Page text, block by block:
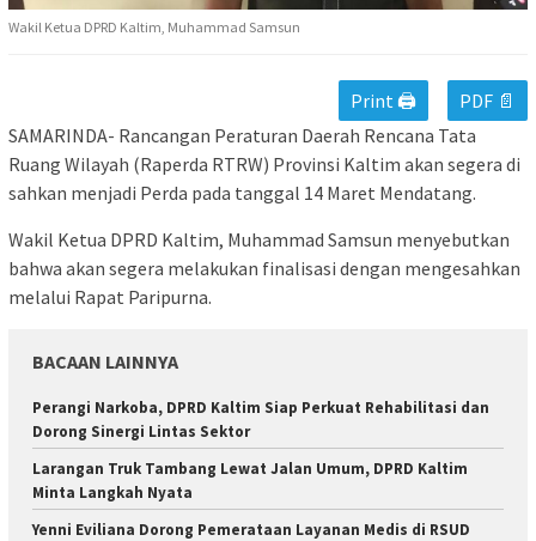
Wakil Ketua DPRD Kaltim, Muhammad Samsun
Print 🖨
PDF 📄
SAMARINDA- Rancangan Peraturan Daerah Rencana Tata
Ruang Wilayah (Raperda RTRW) Provinsi Kaltim akan segera di
sahkan menjadi Perda pada tanggal 14 Maret Mendatang.
Wakil Ketua DPRD Kaltim, Muhammad Samsun menyebutkan
bahwa akan segera melakukan finalisasi dengan mengesahkan
melalui Rapat Paripurna.
BACAAN LAINNYA
Perangi Narkoba, DPRD Kaltim Siap Perkuat Rehabilitasi dan
Dorong Sinergi Lintas Sektor
Larangan Truk Tambang Lewat Jalan Umum, DPRD Kaltim
Minta Langkah Nyata
Yenni Eviliana Dorong Pemerataan Layanan Medis di RSUD